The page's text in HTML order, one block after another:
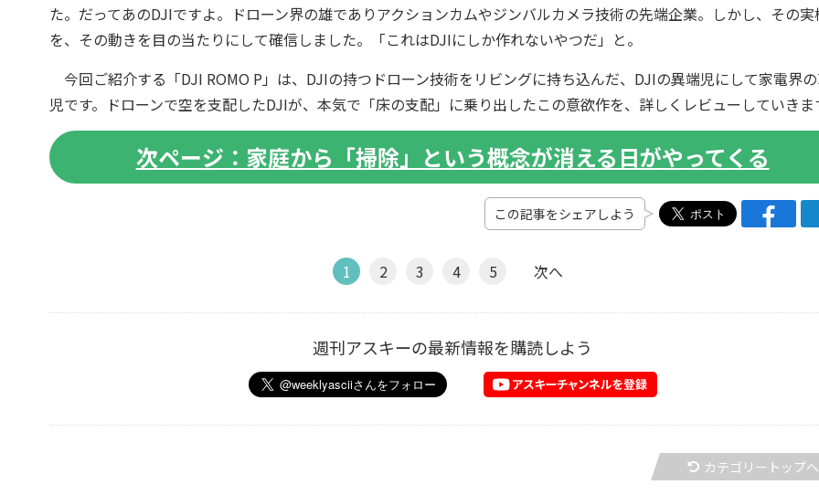
た。だってあのDJIですよ。ドローン界の雄でありアクションカムやジンバルカメラ技術の先端企業。しかし、その実
を、その動きを目の当たりにして確信しました。「これはDJIにしか作れないやつだ」と。
今回ご紹介する「DJI ROMO P」は、DJIの持つドローン技術をリビングに持ち込んだ、DJIの異端児にして家電界
児です。ドローンで空を支配したDJIが、本気で「床の支配」に乗り出したこの意欲作を、詳しくレビューしていきま
次ページ：家庭から「掃除」という概念が消える日がやってくる
この記事をシェアしよう
1 2 3 4 5 次へ
週刊アスキーの最新情報を購読しよう
カテゴリートップへ